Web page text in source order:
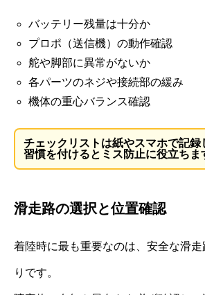
バッテリー残量は十分か
プロポ（送信機）の動作確認
舵や脚部に異常がないか
各パーツのネジや接続部の緩み
機体の重心バランス確認
チェックリストは紙やスマホで記録
習慣を付けるとミス防止に役立ちま
滑走路の選択と位置確認
着陸時に最も重要なのは、安全な滑
りです。